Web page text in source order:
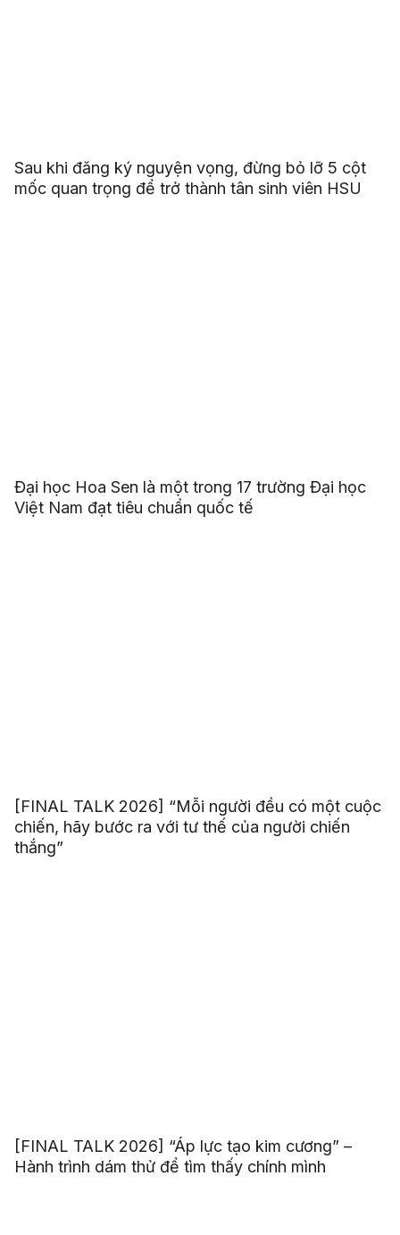
Sau khi đăng ký nguyện vọng, đừng bỏ lỡ 5 cột
mốc quan trọng để trở thành tân sinh viên HSU
Đại học Hoa Sen là một trong 17 trường Đại học
Việt Nam đạt tiêu chuẩn quốc tế
[FINAL TALK 2026] “Mỗi người đều có một cuộc
chiến, hãy bước ra với tư thế của người chiến
thắng”
[FINAL TALK 2026] “Áp lực tạo kim cương” –
Hành trình dám thử để tìm thấy chính mình